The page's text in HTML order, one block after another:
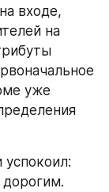
входе,
на
уже